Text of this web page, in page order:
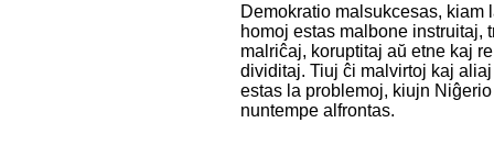
Demokratio malsukcesas, kiam
homoj estas malbone instruitaj,
malriĉaj, koruptitaj aŭ etne kaj
dividitaj. Tiuj ĉi malvirtoj kaj aliaj
estas la problemoj, kiujn Niĝerio
nuntempe alfrontas.